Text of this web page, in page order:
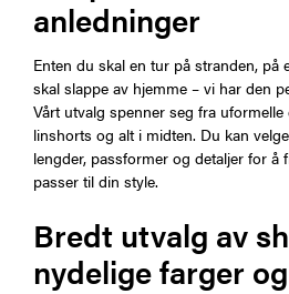
anledninger
Enten du skal en tur på stranden, på
skal slappe av hjemme – vi har den
Vårt utvalg spenner seg fra
linshorts og alt i midten. Du kan
lengder, passformer og detaljer for å
passer til din style.
Bredt utvalg av
nydelige farger